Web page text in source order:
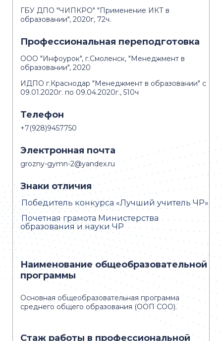
ГБУ ДПО "ЧИПКРО" "Применение ИКТ в
образовании", 2020г, 72ч.
Профессиональная переподготовка
ООО "Инфоурок", г.Смоленск, "Менеджмент в
образовании", 2020
ИДПО г.Краснодар "Менеджмент в образовании" с
09.01.2020г. по 09.04.2020г., 510ч
Телефон
+7(928)9457750
Электронная почта
grozny-gymn-2@yandex.ru
Знаки отличия
Победитель конкурса «Лучший учитель ЧР»
Почетная грамота Министерства
образования и науки ЧР
Наименование общеобразовательной
программы
Основная общеобразовательная программа
среднего общего образования (ООП СОО).
Стаж работы в профессиональной